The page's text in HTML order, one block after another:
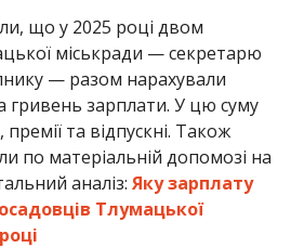
що у 2025 році двом
міськради — секретарю
— разом нарахували
гривень зарплати. У цю суму
та відпускні. Також
по матеріальній допомозі на
аналіз: Яку зарплату
Тлумацької